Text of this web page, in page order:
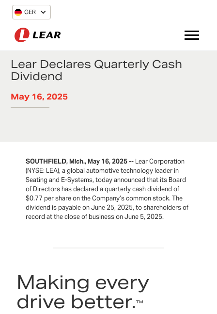
GER
Lear Declares Quarterly Cash
Dividend
May 16, 2025
SOUTHFIELD, Mich., May 16, 2025-- Lear Corporation
(NYSE: LEA), a global automotive technology leader in
Seating and E-Systems, today announced that its Board
of Directors has declared a quarterly cash dividend of
$0.77 per share on the Company’s common stock. The
dividend is payable on June 25, 2025, to shareholders of
record at the close of business on June 5, 2025.
Making every
drive better.™